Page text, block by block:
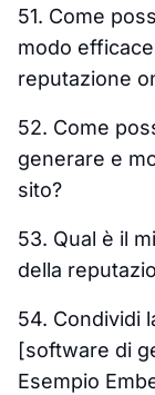
51. Come
modo
reputazione
52. Come
generare e
sito?
53. Qual è il
della
54. Condividi
[software di
Esempio